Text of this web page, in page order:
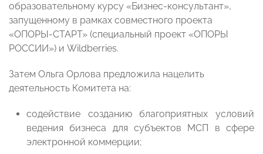
образовательному курсу «Бизнес-консультант»,
запущенному в рамках совместного проекта
«ОПОРЫ-СТАРТ» (специальный проект «ОПОРЫ
РОССИИ») и Wildberries.
Затем Ольга Орлова предложила нацелить
деятельность Комитета на:
содействие созданию благоприятных условий
ведения бизнеса для субъектов МСП в сфере
электронной коммерции;